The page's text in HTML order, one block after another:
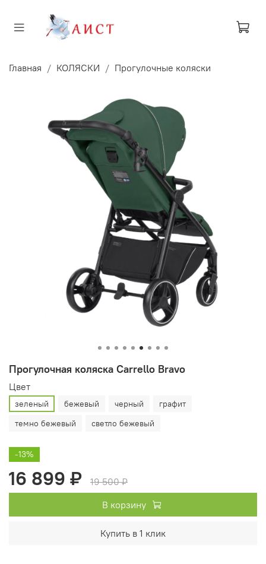
Главная КОЛЯСКИ Прогулочные коляски
Прогулочная коляска Carrello Bravo
Цвет
зеленый бежевый черный
графит
темно бежевый
светло бежевый
-13%
16 899 ₽
19 500 ₽
В корзину
Купить в 1 клик